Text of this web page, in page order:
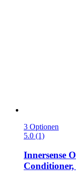
3 Optionen
5.0 (1)
Innersense
Conditioner,